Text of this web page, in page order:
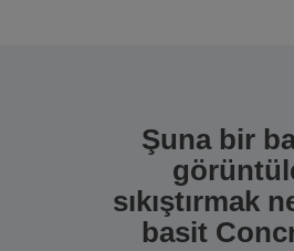
Şuna bir
sıkıştırmak
basit